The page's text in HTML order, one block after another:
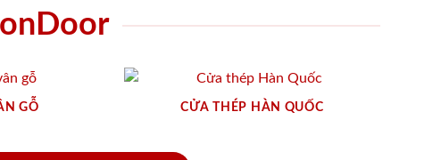
GỖ CỬA THÉP HÀN QUỐC